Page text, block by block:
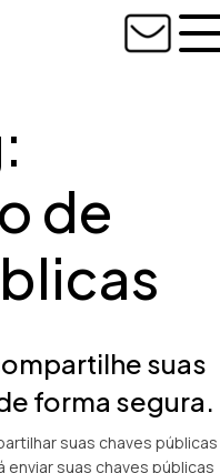
de
suas
forma segura.
suas chaves públicas
enviar suas chaves públicas